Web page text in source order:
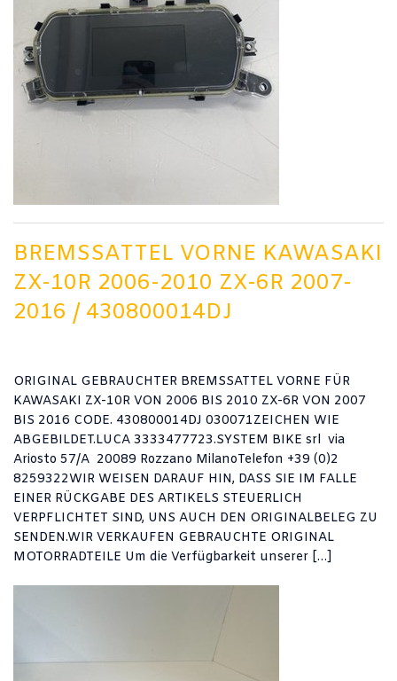
BREMSSATTEL VORNE KAWASAKI
ZX-10R 2006-2010 ZX-6R 2007-
2016 / 430800014DJ
ORIGINAL GEBRAUCHTER BREMSSATTEL VORNE FÜR
KAWASAKI ZX-10R VON 2006 BIS 2010 ZX-6R VON 2007
BIS 2016 CODE. 430800014DJ 030071ZEICHEN WIE
ABGEBILDET.LUCA 3333477723.SYSTEM BIKE srl via
Ariosto 57/A 20089 Rozzano MilanoTelefon +39 (0)2
8259322WIR WEISEN DARAUF HIN, DASS SIE IM FALLE
EINER RÜCKGABE DES ARTIKELS STEUERLICH
VERPFLICHTET SIND, UNS AUCH DEN ORIGINALBELEG ZU
SENDEN.WIR VERKAUFEN GEBRAUCHTE ORIGINAL
MOTORRADTEILE Um die Verfügbarkeit unserer […]